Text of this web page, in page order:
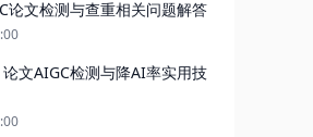
论文检测与查重相关问题解答
文AIGC检测与降AI率实用技